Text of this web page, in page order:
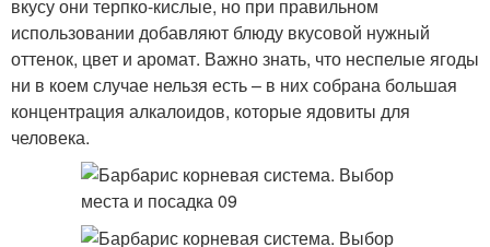
вкусу они терпко-кислые, но при правильном
использовании добавляют блюду вкусовой нужный
оттенок, цвет и аромат. Важно знать, что неспелые ягоды
ни в коем случае нельзя есть – в них собрана большая
концентрация алкалоидов, которые ядовиты для
человека.